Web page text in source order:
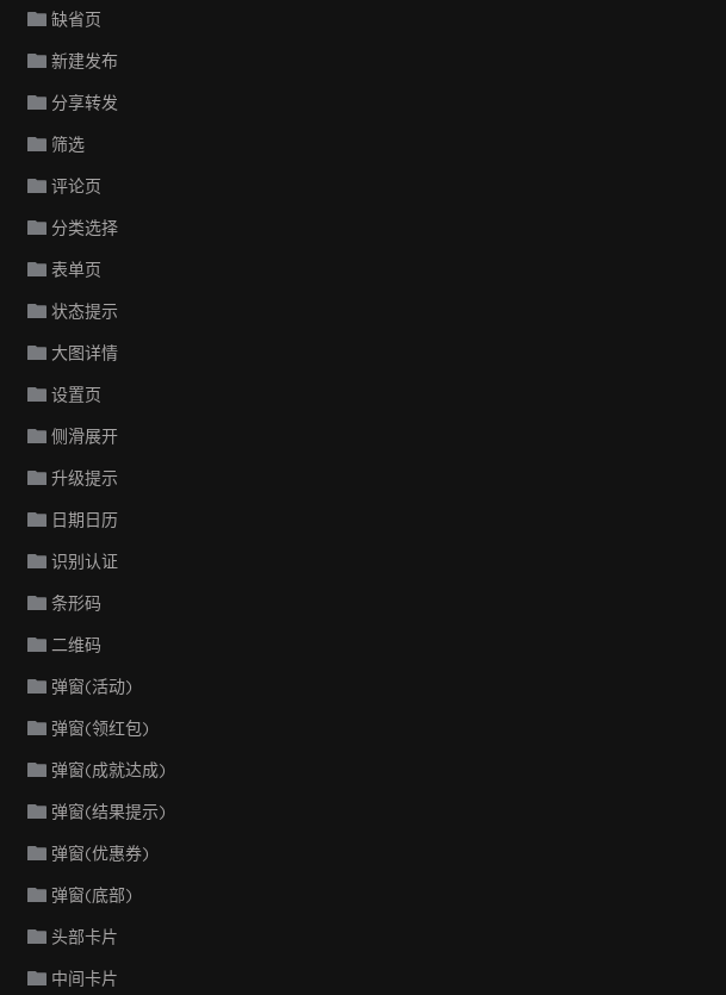
缺省页
新建发布
分享转发
筛选
评论页
分类选择
表单页
状态提示
大图详情
设置页
侧滑展开
升级提示
日期日历
识别认证
条形码
二维码
弹窗(活动)
弹窗(领红包)
弹窗(成就达成)
弹窗(结果提示)
弹窗(优惠券)
弹窗(底部)
头部卡片
中间卡片